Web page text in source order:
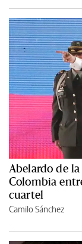
Abelardo de
Colombia
cuartel
Camilo Sánchez